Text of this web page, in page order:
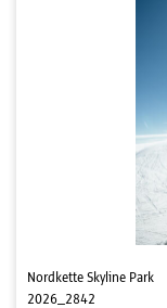
Nordkette Skyline Park
2026_2842